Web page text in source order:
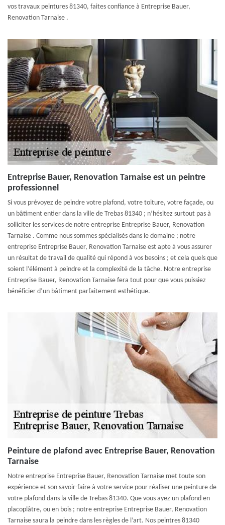
vos travaux peintures 81340, faites confiance à Entreprise Bauer,
Renovation Tarnaise .
Entreprise Bauer, Renovation Tarnaise est un peintre
professionnel
Si vous prévoyez de peindre votre plafond, votre toiture, votre façade, ou
un bâtiment entier dans la ville de Trebas 81340 ; n’hésitez surtout pas à
solliciter les services de notre entreprise Entreprise Bauer, Renovation
Tarnaise . Comme nous sommes spécialisés dans le domaine ; notre
entreprise Entreprise Bauer, Renovation Tarnaise est apte à vous assurer
un résultat de travail de qualité qui répond à vos besoins ; et cela quels que
soient l’élément à peindre et la complexité de la tâche. Notre entreprise
Entreprise Bauer, Renovation Tarnaise fera tout pour que vous puissiez
bénéficier d’un bâtiment parfaitement esthétique.
Peinture de plafond avec Entreprise Bauer, Renovation
Tarnaise
Notre entreprise Entreprise Bauer, Renovation Tarnaise met toute son
expérience et son savoir-faire à votre service pour réaliser une peinture de
votre plafond dans la ville de Trebas 81340. Que vous ayez un plafond en
placoplâtre, ou en bois ; notre entreprise Entreprise Bauer, Renovation
Tarnaise saura la peindre dans les règles de l’art. Nos peintres 81340